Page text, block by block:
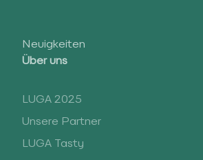
Neuigkeiten
Über uns
LUGA 2025
Unsere Partner
LUGA Tasty